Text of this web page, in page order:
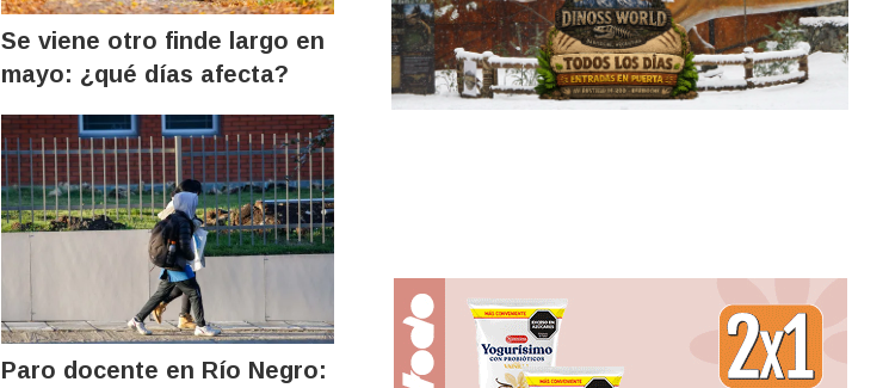
Se viene otro finde largo en
mayo: ¿qué días afecta?
Paro docente en Río Negro: